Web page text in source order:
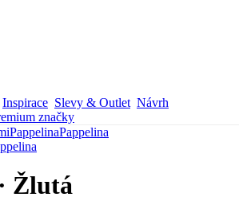
Inspirace Slevy & Outlet Návrh
značky
PappelinaPappelina
Žlutá